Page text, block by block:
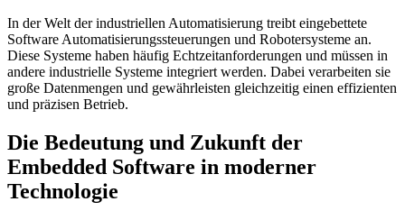
In der Welt der industriellen Automatisierung treibt eingebettete
Software Automatisierungssteuerungen und Robotersysteme an.
Diese Systeme haben häufig Echtzeitanforderungen und müssen in
andere industrielle Systeme integriert werden. Dabei verarbeiten sie
große Datenmengen und gewährleisten gleichzeitig einen effizienten
und präzisen Betrieb.
Die Bedeutung und Zukunft der
Embedded Software in moderner
Technologie